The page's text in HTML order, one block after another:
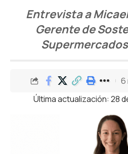
Entrevista a
Gerente de
Última actualización: 28
6